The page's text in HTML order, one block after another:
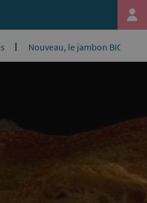
Nouveau, le jambon BIO &